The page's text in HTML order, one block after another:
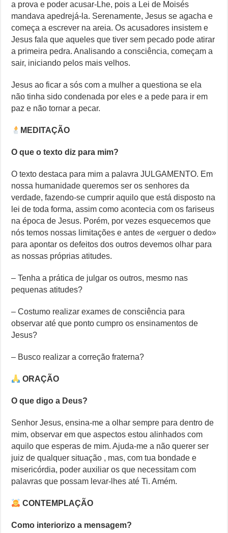
a prova e poder acusar-Lhe, pois a Lei de Moisés
mandava apedrejá-la. Serenamente, Jesus se agacha e
começa a escrever na areia. Os acusadores insistem e
Jesus fala que aqueles que tiver sem pecado pode atirar
a primeira pedra. Analisando a consciência, começam a
sair, iniciando pelos mais velhos.
Jesus ao ficar a sós com a mulher a questiona se ela
não tinha sido condenada por eles e a pede para ir em
paz e não tornar a pecar.
MEDITAÇÃO
O que o texto diz para mim?
O texto destaca para mim a palavra JULGAMENTO. Em
nossa humanidade queremos ser os senhores da
verdade, fazendo-se cumprir aquilo que está disposto na
lei de toda forma, assim como acontecia com os fariseus
na época de Jesus. Porém, por vezes esquecemos que
nós temos nossas limitações e antes de «erguer o dedo»
para apontar os defeitos dos outros devemos olhar para
as nossas próprias atitudes.
– Tenha a prática de julgar os outros, mesmo nas
pequenas atitudes?
– Costumo realizar exames de consciência para
observar até que ponto cumpro os ensinamentos de
Jesus?
– Busco realizar a correção fraterna?
ORAÇÃO
O que digo a Deus?
Senhor Jesus, ensina-me a olhar sempre para dentro de
mim, observar em que aspectos estou alinhados com
aquilo que esperas de mim. Ajuda-me a não querer ser
juiz de qualquer situação , mas, com tua bondade e
misericórdia, poder auxiliar os que necessitam com
palavras que possam levar-lhes até Ti. Amém.
CONTEMPLAÇÃO
Como interiorizo a mensagem?